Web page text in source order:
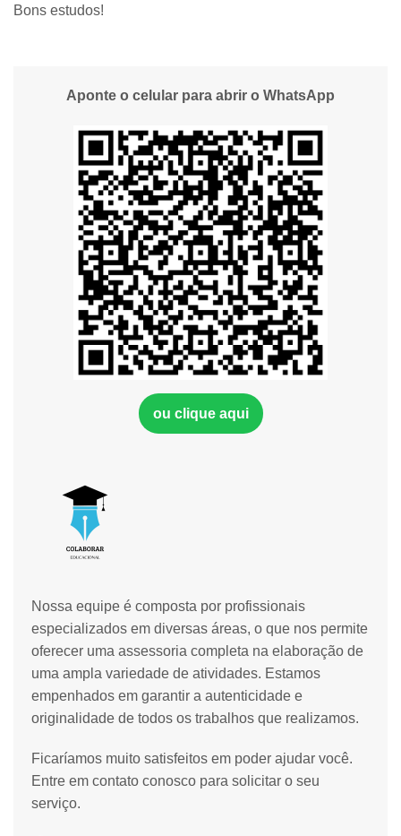
Bons estudos!
Nossa equipe é composta por profissionais
especializados em diversas áreas, o que nos permite
oferecer uma assessoria completa na elaboração de
uma ampla variedade de atividades. Estamos
empenhados em garantir a autenticidade e
originalidade de todos os trabalhos que realizamos.
Ficaríamos muito satisfeitos em poder ajudar você.
Entre em contato conosco para solicitar o seu
serviço.
Aponte o celular para abrir o WhatsApp
ou clique aqui